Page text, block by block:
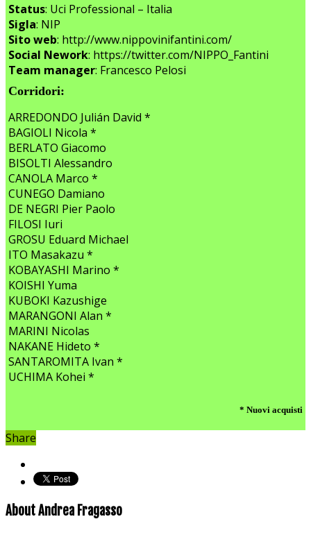
Status: Uci Professional – Italia
Sigla: NIP
Sito web: http://www.nippovinifantini.com/
Social Nework: https://twitter.com/NIPPO_Fantini
Team manager: Francesco Pelosi
Corridori:
ARREDONDO Julián David *
BAGIOLI Nicola *
BERLATO Giacomo
BISOLTI Alessandro
CANOLA Marco *
CUNEGO Damiano
DE NEGRI Pier Paolo
FILOSI Iuri
GROSU Eduard Michael
ITO Masakazu *
KOBAYASHI Marino *
KOISHI Yuma
KUBOKI Kazushige
MARANGONI Alan *
MARINI Nicolas
NAKANE Hideto *
SANTAROMITA Ivan *
UCHIMA Kohei *
* Nuovi acquisti
Share
About Andrea Fragasso